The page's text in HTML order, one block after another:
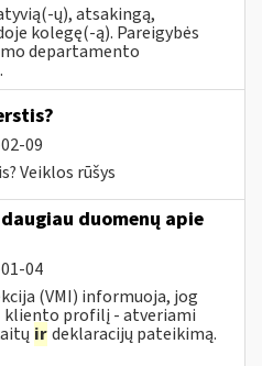
ų), atsakingą,
kolegę(-ą). Pareigybės
departamento
09
Veiklos rūšys
duomenų apie
04
(VMI) informuoja, jog
kliento profilį - atveriami
irdeklaracijų pateikimą.